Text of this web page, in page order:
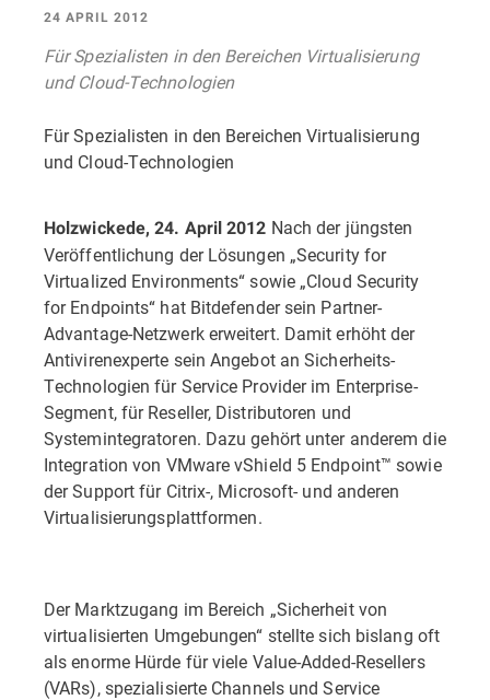
24 APRIL 2012
Für Spezialisten in den Bereichen Virtualisierung
und Cloud-Technologien
Für Spezialisten in den Bereichen Virtualisierung
und Cloud-Technologien
Holzwickede, 24. April 2012 Nach der jüngsten
Veröffentlichung der Lösungen „Security for
Virtualized Environments“ sowie „Cloud Security
for Endpoints“ hat Bitdefender sein Partner-
Advantage-Netzwerk erweitert. Damit erhöht der
Antivirenexperte sein Angebot an Sicherheits-
Technologien für Service Provider im Enterprise-
Segment, für Reseller, Distributoren und
Systemintegratoren. Dazu gehört unter anderem die
Integration von VMware vShield 5 Endpoint™ sowie
der Support für Citrix-, Microsoft- und anderen
Virtualisierungsplattformen.
Der Marktzugang im Bereich „Sicherheit von
virtualisierten Umgebungen“ stellte sich bislang oft
als enorme Hürde für viele Value-Added-Resellers
(VARs), spezialisierte Channels und Service